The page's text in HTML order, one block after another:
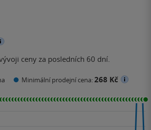
ceny za posledních 60 dní.
Minimální prodejní cena:268 Kč